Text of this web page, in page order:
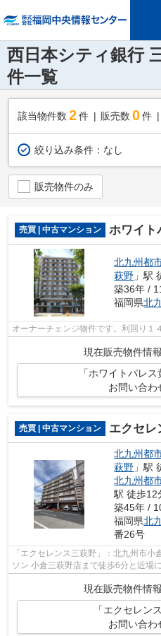
西日本シティ銀行
件一覧
該当物件数 2件 販売数 0 件
絞り込み条件： なし
販売物件のみ
売買 | 中古マンション ホワイト
北九州都
萩野 」駅
築36年 /
福岡県北
オーナーチェンジ物件です。利回り１
現在販売物件情
「ホワイトパレ
お問い合わ
売買 | 中古マンション エクセレ
北九州都
萩野 」駅
北九州都
駅 徒歩12
築45年 /
福岡県北
番26号
「エクセレンス三萩野」：北九州市
ソン 小倉三萩野店まで徒歩6分と近場
現在販売物件情
「エクセレン
お問い合わ